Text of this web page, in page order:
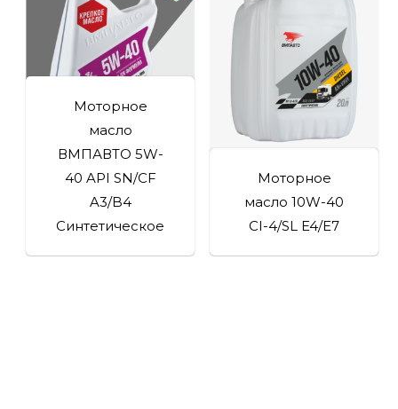
Моторное
масло
ВМПАВТО 5W-
40 API SN/CF
A3/B4
Синтетическое
Моторное
масло 10W-40
CI-4/SL E4/E7